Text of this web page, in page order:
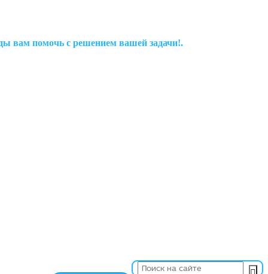
вам помочь с решением вашей задачи!.